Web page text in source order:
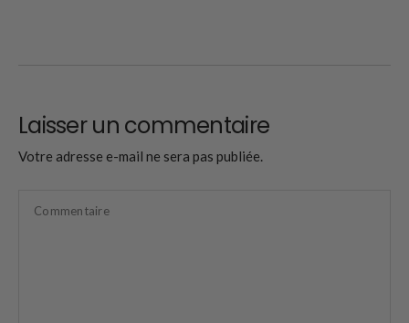
Laisser un commentaire
Votre adresse e-mail ne sera pas publiée.
Commentaire